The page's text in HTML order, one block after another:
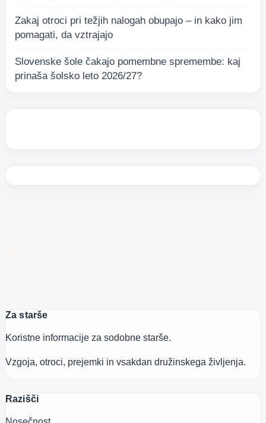
Zakaj otroci pri težjih nalogah obupajo – in kako jim
pomagati, da vztrajajo
Slovenske šole čakajo pomembne spremembe: kaj
prinaša šolsko leto 2026/27?
Za starše
Koristne informacije za sodobne starše.
Vzgoja, otroci, prejemki in vsakdan družinskega življenja.
Razišči